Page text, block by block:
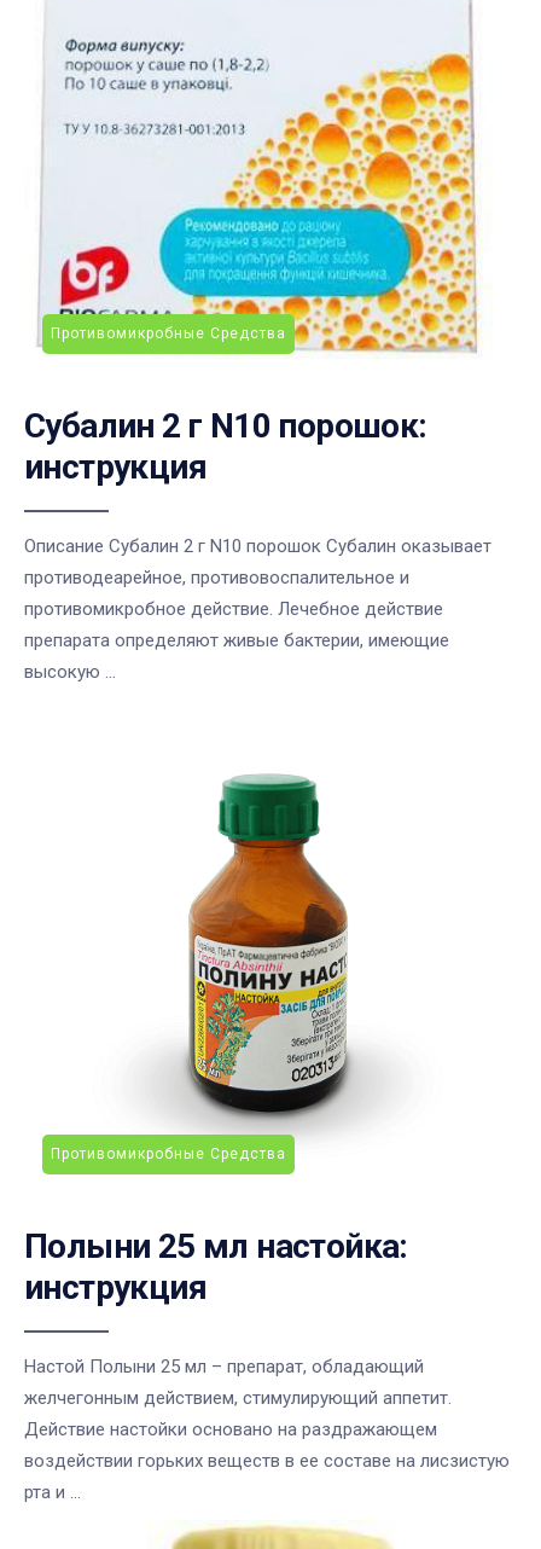
Противомикробные Средства
Субалин 2 г N10 порошок:
инструкция
Описание Субалин 2 г N10 порошок Субалин оказывает
противодеарейное, противовоспалительное и
противомикробное действие. Лечебное действие
препарата определяют живые бактерии, имеющие
высокую ...
Противомикробные Средства
Полыни 25 мл настойка:
инструкция
Настой Полыни 25 мл – препарат, обладающий
желчегонным действием, стимулирующий аппетит.
Действие настойки основано на раздражающем
воздействии горьких веществ в ее составе на лисзистую
рта и ...